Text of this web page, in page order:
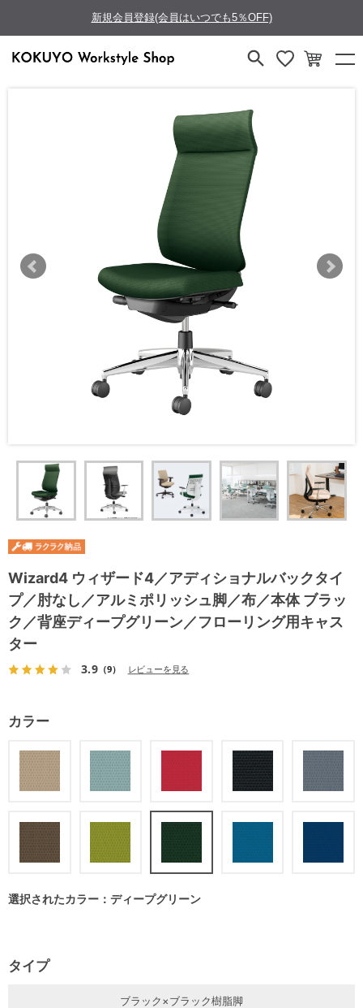
新規会員登録(会員はいつでも5％OFF)
Wizard4 ウィザード4／アディショナルバックタイ
プ／肘なし／アルミポリッシュ脚／布／本体 ブラッ
ク／背座ディープグリーン／フローリング用キャス
ター
3.9（9） レビューを見る
カラー
選択されたカラー：ディープグリーン
タイプ
ブラック×ブラック樹脂脚